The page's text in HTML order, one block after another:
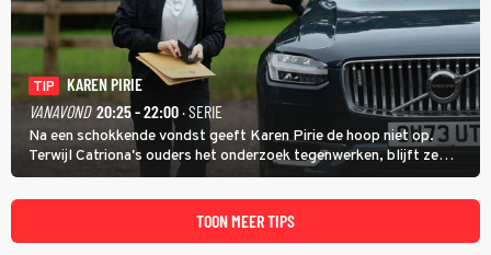
TIP
KAREN PIRIE
VANAVOND 20:25 - 22:00· SERIE
Na een schokkende vondst geeft Karen Pirie de hoop niet op.
Terwijl Catriona's ouders het onderzoek tegenwerken, blijft ze
speuren naar Adam. In deze slotaflevering van Karen Pirie leidt het
spoor via Frankrijk en Italië naar Malta.
TOON MEER TIPS